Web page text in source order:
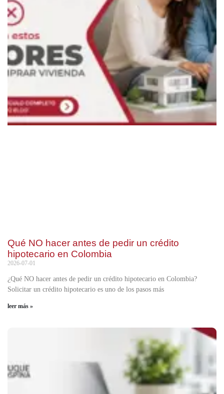
Qué NO hacer antes de pedir un crédito
hipotecario en Colombia
2026-07-01
¿Qué NO hacer antes de pedir un crédito hipotecario en Colombia?
Solicitar un crédito hipotecario es uno de los pasos más
leer más »